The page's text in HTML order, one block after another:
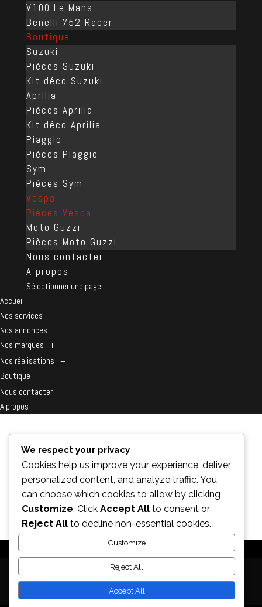
V100 Le Mans
Benelli 752 Racer
Boutique
Suzuki
Pièces Suzuki
Kit déco Suzuki
Aprilia
Pièces Aprilia
Kit déco Aprilia
Piaggio
Pièces Piaggio
Sym
Pièces Sym
Vespa
Pièces Vespa
Moto Guzzi
Pièces Moto Guzzi
Nous contacter
A propos
Sélectionner une page
Accueil
Nos services
Nos annonces
Nos marques +
Nos réalisations +
Boutique +
Nous contacter
A propos
Accueil/Pièce origine/ Pièces Vespa
PIÈCES VESPA
Aucun produit ne correspond à votre
sélection.
Instagram
Website design byHNX DESIGN
We respect your privacy
Cookies help us improve your experience, deliver
personalized content, and analyze traffic. You
can choose which cookies to allow by clicking
Customize. Click Accept All to consent or
Reject All to decline non-essential cookies.
Customize
Reject All
Accept All